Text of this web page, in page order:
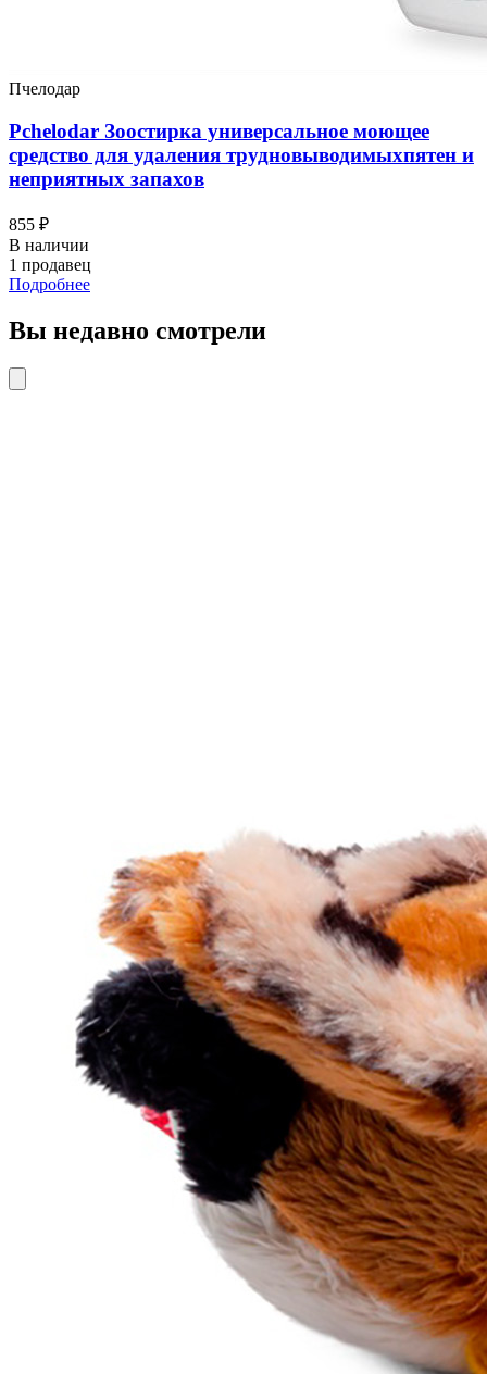
Пчелодар
Pchelodar Зоостирка универсальное моющее
средство для удаления трудновыводимыхпятен и
неприятных запахов
855 ₽
В наличии
1 продавец
Подробнее
Вы недавно смотрели